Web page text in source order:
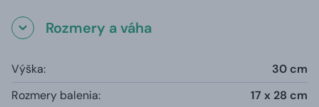
Rozmery a váha
Výška:
30 cm
Rozmery balenia:
17 x 28 cm